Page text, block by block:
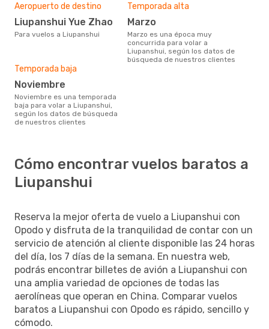
Aeropuerto de destino
Liupanshui Yue Zhao
Para vuelos a Liupanshui
Temporada alta
marzo
marzo es una época muy
concurrida para volar a
Liupanshui, según los datos de
búsqueda de nuestros clientes
Temporada baja
noviembre
noviembre es una temporada
baja para volar a Liupanshui,
según los datos de búsqueda
de nuestros clientes
Cómo encontrar vuelos baratos a
Liupanshui
Reserva la mejor oferta de vuelo a Liupanshui con
Opodo y disfruta de la tranquilidad de contar con un
servicio de atención al cliente disponible las 24 horas
del día, los 7 días de la semana. En nuestra web,
podrás encontrar billetes de avión a Liupanshui con
una amplia variedad de opciones de todas las
aerolíneas que operan en China. Comparar vuelos
baratos a Liupanshui con Opodo es rápido, sencillo y
cómodo.